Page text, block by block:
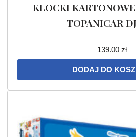
KLOCKI
TOPANICAR
139.00 zł
DODAJ DO